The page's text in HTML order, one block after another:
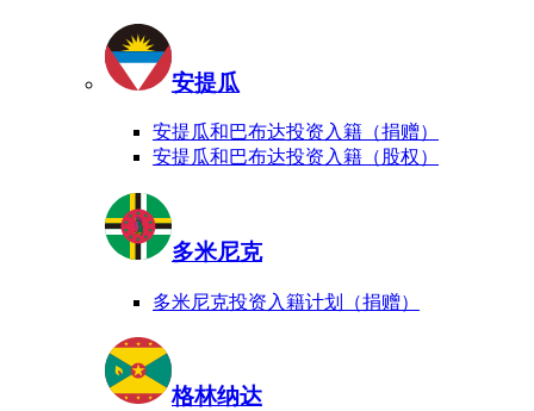
安提瓜
安提瓜和巴布达投资入籍（捐赠）
安提瓜和巴布达投资入籍（股权）
多米尼克
多米尼克投资入籍计划（捐赠）
格林纳达